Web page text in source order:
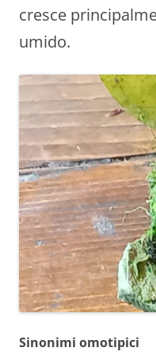
cresce
umido.
Sinonimi omotipici